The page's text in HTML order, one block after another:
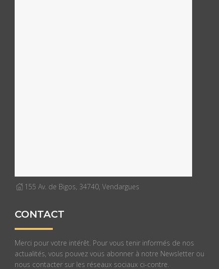
155 Av. de Bigos, 34740, Vendargues
CONTACT
Merci pour votre intérêt. Pour vous tenir informés de nos
actualités, vous pouvez vous abonner à notre Newsletter ou
nous contacter sur les réseaux sociaux ci-contre.